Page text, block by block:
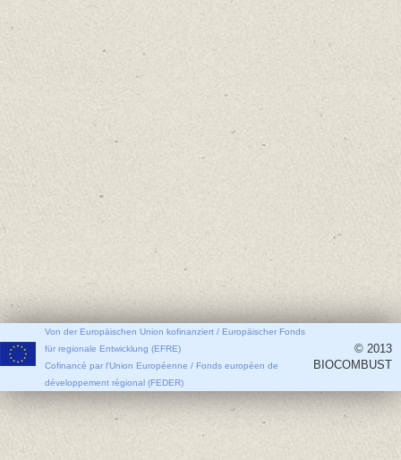
Von der Europäischen Union kofinanziert / Europäischer Fonds
für regionale Entwicklung (EFRE)
Cofinancé par l'Union Européenne / Fonds européen de
développement régional (FEDER)
© 2013
BIOCOMBUST